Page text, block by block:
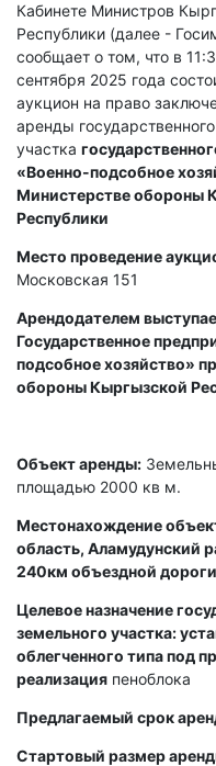
Кабинете Министров
Республики (далее -
сообщает о том, что в
сентября 2025 года
аукцион на право
аренды
участка
«Военно-подсобное
Министерстве обороны
Республики
Место проведение
Московская 151
Арендодателем
Государственное
подсобное хозяйство»
обороны Кыргызской
Объект аренды:
площадью 2000 кв м.
Местонахождение
область, Аламудунский
240км объездной дороги
Целевое назначение
земельного участка:
облегченного типа под
реализация пеноблока
Предлагаемый срок
Стартовый размер